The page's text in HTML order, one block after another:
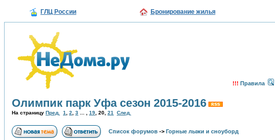
ГЛЦ России Бронирование жилья
!!! Правила
Олимпик парк Уфа сезон 2015-2016
На страницу Пред. 1 2 3 19 20 21 След.
Список форумов -> Горные лыжи и сноуборд